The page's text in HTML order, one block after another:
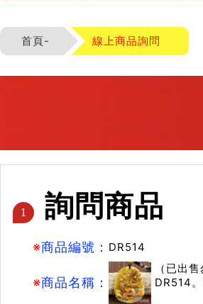
首頁- 線上商品詢問
1 詢問商品
※商品編號： DR514
※商品名稱：
（已出
DR514